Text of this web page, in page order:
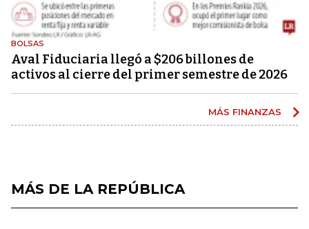
BOLSAS
Aval Fiduciaria llegó a $206 billones de
activos al cierre del primer semestre de 2026
MÁS FINANZAS
MÁS DE LA REPÚBLICA